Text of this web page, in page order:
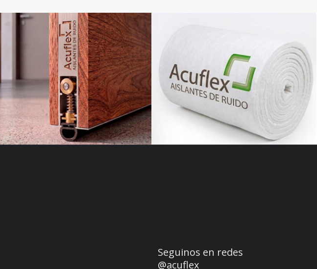
Acuflex Zocalo Bajo Puerta
Acuflex Manta de fibra
ceramica
Seguinos en redes
@acuflex